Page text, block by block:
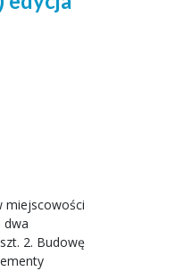
miejscowości
dwa
2. Budowę